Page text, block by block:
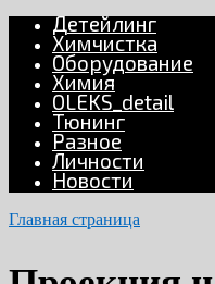
Детейлинг
Химчистка
Оборудование
Химия
OLEKS_detail
Тюнинг
Разное
Личности
Новости
Главная страница